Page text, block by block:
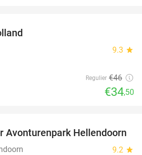
9.3 star
Regulier €46
€34,50
41%
Avonturenpark Hellendoorn
9.2 star